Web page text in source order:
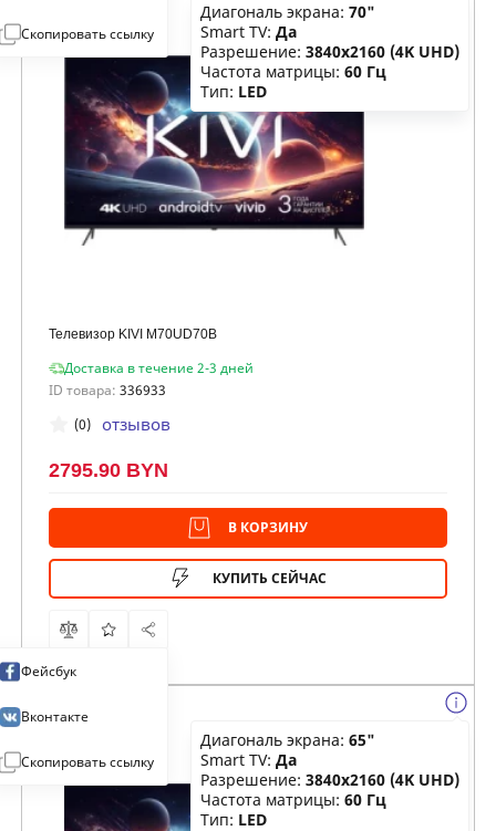
Скопировать ссылку
Телевизор KIVI M70UD70B
Доставка в течение 2-3 дней
ID товара: 336933
Диагональ экрана: 70"
Smart TV: Да
Разрешение: 3840x2160 (4K UHD)
Частота матрицы: 60 Гц
Тип: LED
(0) отзывов
2795.90 BYN
В КОРЗИНУ
КУПИТЬ СЕЙЧАС
Фейсбук
Вконтакте
Скопировать ссылку
Диагональ экрана: 65"
Smart TV: Да
Разрешение: 3840x2160 (4K UHD)
Частота матрицы: 60 Гц
Тип: LED